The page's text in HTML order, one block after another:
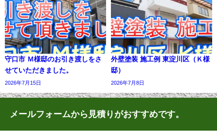
守口市 Ｍ様邸のお引き渡しをさ
せていただきました。
2026年7月15日
外壁塗装 施工例 東淀川区（Ｋ様
邸）
2026年7月8日
メールフォームから見積りがおすすめです。